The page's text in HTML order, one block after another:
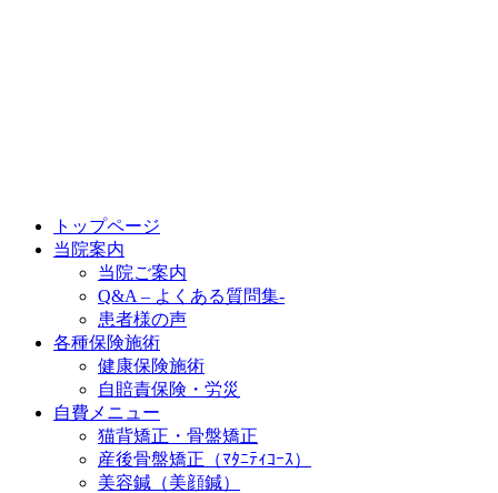
トップページ
当院案内
当院ご案内
Q&A – よくある質問集-
患者様の声
各種保険施術
健康保険施術
自賠責保険・労災
自費メニュー
猫背矯正・骨盤矯正
産後骨盤矯正（ﾏﾀﾆﾃｨｺｰｽ）
美容鍼（美顔鍼）